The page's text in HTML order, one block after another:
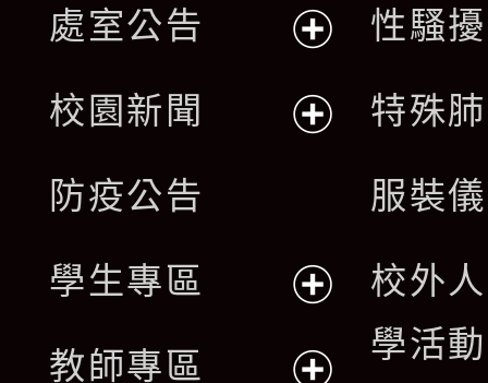
處室公告
開
單
校園新聞
選
單
防疫公告
學生專區
教師專區
性騷
特殊
服裝
校外
學活